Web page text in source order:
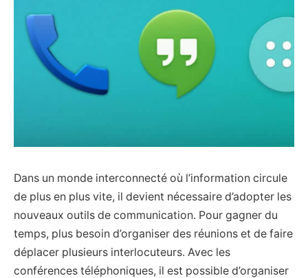
Dans un monde interconnecté où l’information circule
de plus en plus vite, il devient nécessaire d’adopter les
nouveaux outils de communication. Pour gagner du
temps, plus besoin d’organiser des réunions et de faire
déplacer plusieurs interlocuteurs. Avec les
conférences téléphoniques, il est possible d’organiser